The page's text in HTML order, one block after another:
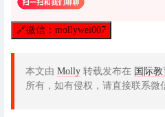
🔗微信：mollywei007
本文由 Molly 转载发布在 国际
所有，如有侵权，请直接联系微